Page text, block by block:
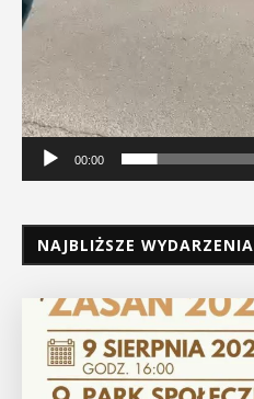
00:00
NAJBLIŻSZE WYDARZENIA